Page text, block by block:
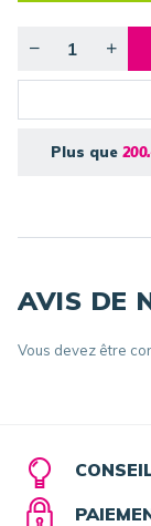
Plus que
AVIS DE
Vous devez être